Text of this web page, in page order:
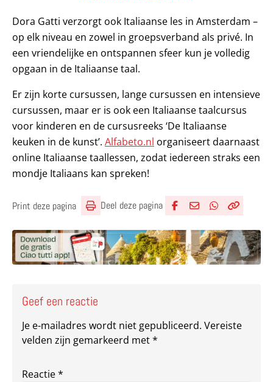
Dora Gatti verzorgt ook Italiaanse les in Amsterdam –
op elk niveau en zowel in groepsverband als privé. In
een vriendelijke en ontspannen sfeer kun je volledig
opgaan in de Italiaanse taal.
Er zijn korte cursussen, lange cursussen en intensieve
cursussen, maar er is ook een Italiaanse taalcursus
voor kinderen en de cursusreeks ‘De Italiaanse
keuken in de kunst’. Alfabeto.nl organiseert daarnaast
online Italiaanse taallessen, zodat iedereen straks een
mondje Italiaans kan spreken!
Print deze pagina Deel deze pagina
Geef een reactie
Je e-mailadres wordt niet gepubliceerd. Vereiste
velden zijn gemarkeerd met*
Reactie*